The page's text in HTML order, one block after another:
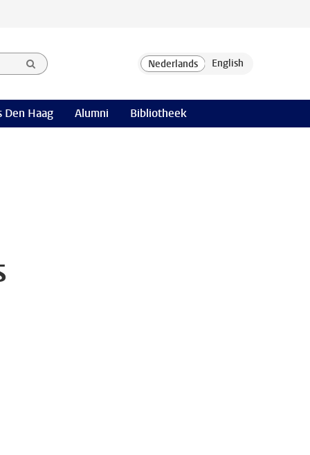
Den Haag Alumni Bibliotheek